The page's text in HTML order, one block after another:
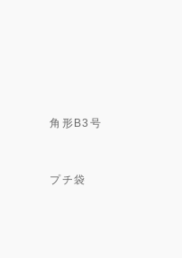
角形B3号
プチ袋